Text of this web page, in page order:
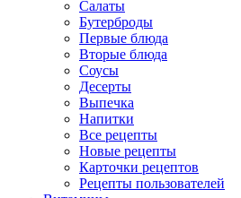
Салаты
Бутерброды
Первые блюда
Вторые блюда
Соусы
Десерты
Выпечка
Напитки
Все рецепты
Новые рецепты
Карточки рецептов
Рецепты пользователей